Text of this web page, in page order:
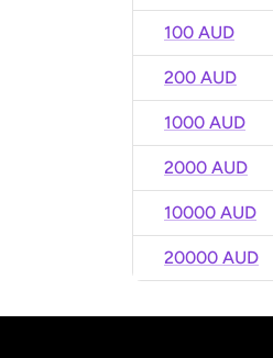
100 AUD
200 AUD
1000 AUD
2000 AUD
10000 AUD
20000 AUD